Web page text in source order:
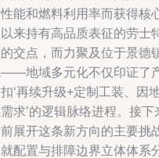
能和燃料利用率而获得核
来持有高品质表征的劳士
交点，而力聚及位于景德
地域多元化不仅印证了
‘再续升级+定制工装、因
求’的逻辑脉络进程。接
展开这条新方向的主要挑
配置与排障边界立体体系